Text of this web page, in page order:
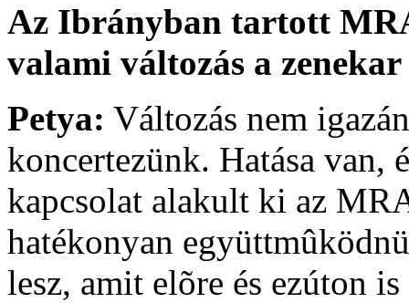
Az Ibrányban tartott
valami változás a zenekar
Petya: Változás nem
koncertezünk. Hatása van,
kapcsolat alakult ki az
hatékonyan
lesz, amit elõre és ezúton